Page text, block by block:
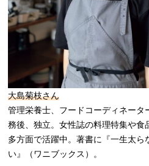
大島菊枝さん
管理栄養士、フードコーディネータ
務後、独立。女性誌の料理特集や食
多方面で活躍中。著書に『一生太
い』（ワニブックス）。